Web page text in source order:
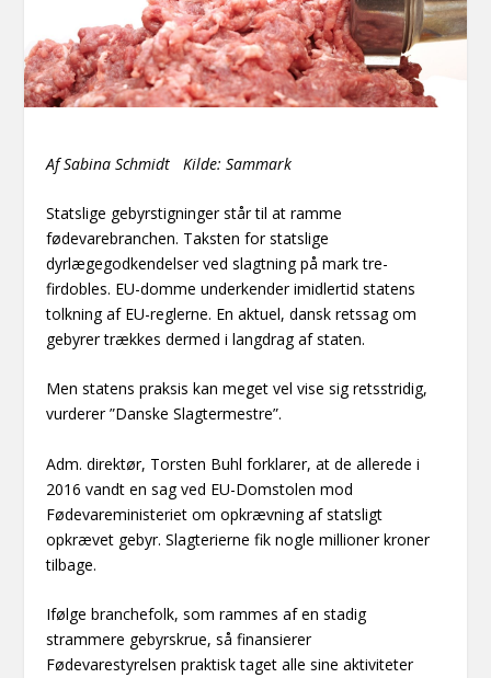
Af Sabina Schmidt Kilde: Sammark
Statslige gebyrstigninger står til at ramme
fødevarebranchen. Taksten for statslige
dyrlægegodkendelser ved slagtning på mark tre-
firdobles. EU-domme underkender imidlertid statens
tolkning af EU-reglerne. En aktuel, dansk retssag om
gebyrer trækkes dermed i langdrag af staten.
Men statens praksis kan meget vel vise sig retsstridig,
vurderer ”Danske Slagtermestre”.
Adm. direktør, Torsten Buhl forklarer, at de allerede i
2016 vandt en sag ved EU-Domstolen mod
Fødevareministeriet om opkrævning af statsligt
opkrævet gebyr. Slagterierne fik nogle millioner kroner
tilbage.
Ifølge branchefolk, som rammes af en stadig
strammere gebyrskrue, så finansierer
Fødevarestyrelsen praktisk taget alle sine aktiviteter